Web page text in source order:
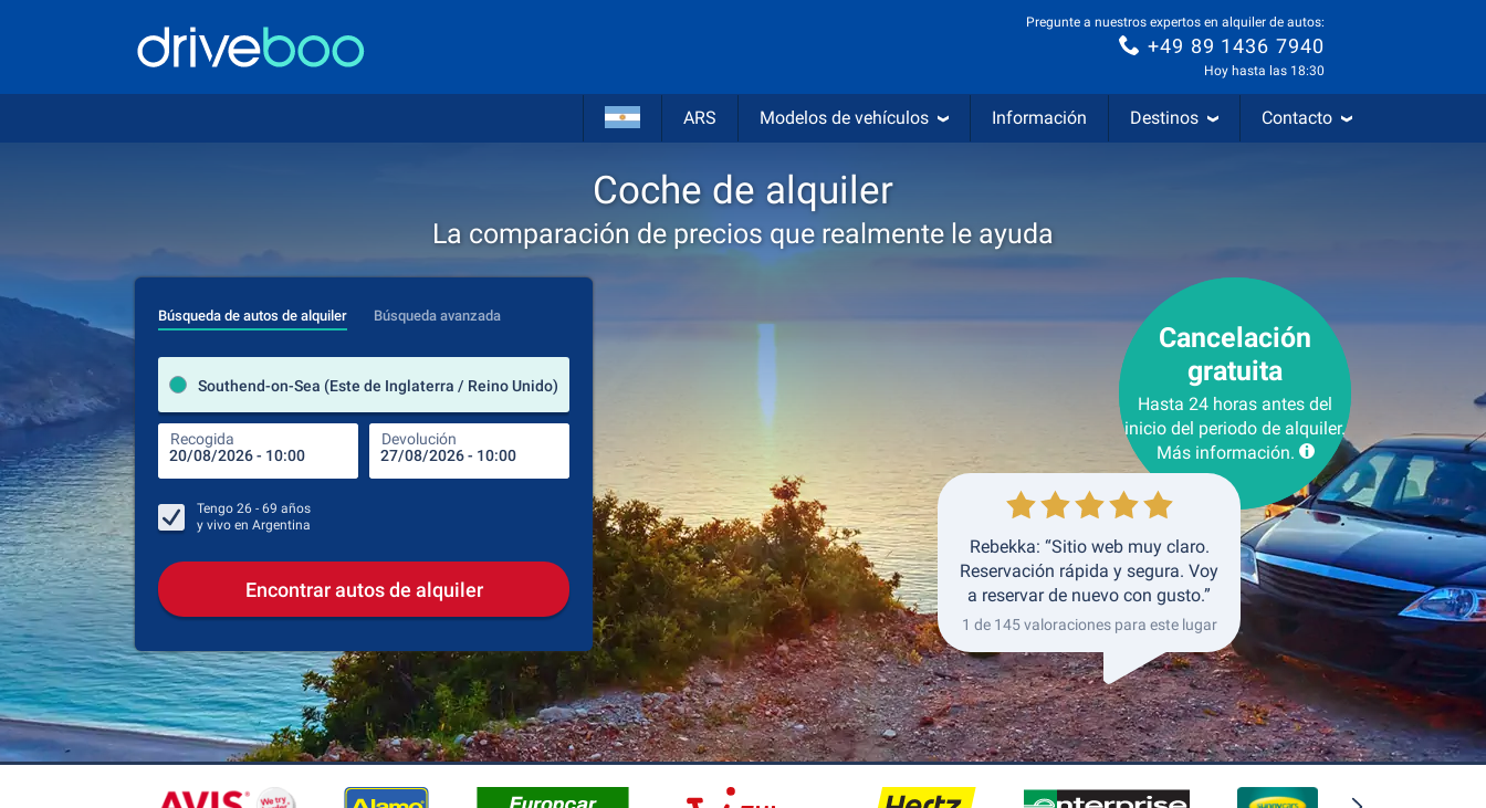
Pregunte a nuestros expertos en alquiler de autos:
+49 89 1436 7940
Hoy hasta las 18:30
ARS Modelos de vehículos Información Destinos Contacto
Coche de alquiler
La comparación de precios que realmente le ayuda
Búsqueda de autos de alquiler Búsqueda avanzada
Southend-on-Sea (Este de Inglaterra / Reino Unido)
Recogida Devolución
Recogida Devolución
Tengo 26 - 69 años
y vivo en Argentina
Encontrar autos de alquiler
Cancelación
gratuita
Hasta 24 horas antes del
inicio del periodo de alquiler.
Más información.
Rebekka: “Sitio web muy claro.
Reservación rápida y segura. Voy
a reservar de nuevo con gusto.”
1 de 145 valoraciones para este lugar